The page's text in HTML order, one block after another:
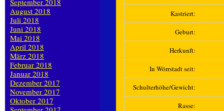
Kastriert:
Geburt:
Herkunft:
In Wörrstadt seit:
Schulterhöhe/Gewicht:
Rasse:
September 2018
August 2018
Juli 2018
Juni 2018
Mai 2018
April 2018
März 2018
Februar 2018
Januar 2018
Dezember 2017
November 2017
Oktober 2017